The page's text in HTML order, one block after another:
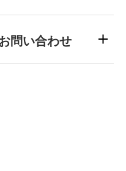
問い合わせ